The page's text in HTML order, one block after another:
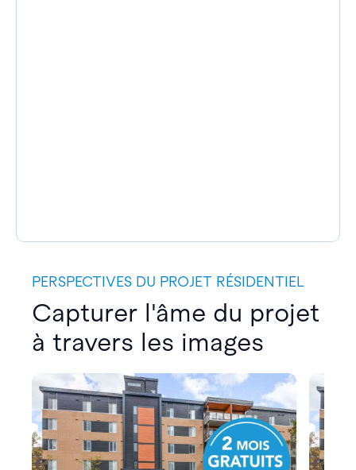
PERSPECTIVES DU PROJET RÉSIDENTIEL
Capturer l'âme du projet
à travers les images